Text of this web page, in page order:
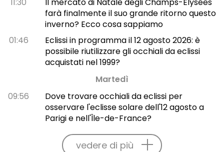
farà finalmente il suo grande ritorno questo
inverno? Ecco cosa sappiamo
01:46
Eclissi in programma il 12 agosto 2026: è
possibile riutilizzare gli occhiali da eclissi
acquistati nel 1999?
Martedì
09:56
Dove trovare occhiali da eclissi per
osservare l'eclisse solare dell'12 agosto a
Parigi e nell'Île-de-France?
vedere di più